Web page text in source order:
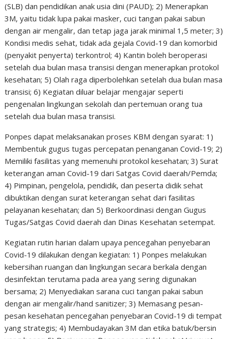
(SLB) dan pendidikan anak usia dini (PAUD); 2) Menerapkan
3M, yaitu tidak lupa pakai masker, cuci tangan pakai sabun
dengan air mengalir, dan tetap jaga jarak minimal 1,5 meter; 3)
Kondisi medis sehat, tidak ada gejala Covid-19 dan komorbid
(penyakit penyerta) terkontrol; 4) Kantin boleh beroperasi
setelah dua bulan masa transisi dengan menerapkan protokol
kesehatan; 5) Olah raga diperbolehkan setelah dua bulan masa
transisi; 6) Kegiatan diluar belajar mengajar seperti
pengenalan lingkungan sekolah dan pertemuan orang tua
setelah dua bulan masa transisi.
Ponpes dapat melaksanakan proses KBM dengan syarat: 1)
Membentuk gugus tugas percepatan penanganan Covid-19; 2)
Memiliki fasilitas yang memenuhi protokol kesehatan; 3) Surat
keterangan aman Covid-19 dari Satgas Covid daerah/Pemda;
4) Pimpinan, pengelola, pendidik, dan peserta didik sehat
dibuktikan dengan surat keterangan sehat dari fasilitas
pelayanan kesehatan; dan 5) Berkoordinasi dengan Gugus
Tugas/Satgas Covid daerah dan Dinas Kesehatan setempat.
Kegiatan rutin harian dalam upaya pencegahan penyebaran
Covid-19 dilakukan dengan kegiatan: 1) Ponpes melakukan
kebersihan ruangan dan lingkungan secara berkala dengan
desinfektan terutama pada area yang sering digunakan
bersama; 2) Menyediakan sarana cuci tangan pakai sabun
dengan air mengalir/hand sanitizer; 3) Memasang pesan-
pesan kesehatan pencegahan penyebaran Covid-19 di tempat
yang strategis; 4) Membudayakan 3M dan etika batuk/bersin